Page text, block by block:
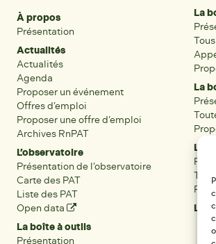
À propos
Présentation
Actualités
Actualités
Agenda
Proposer un événement
Offres d’emploi
Proposer une offre d’emploi
Archives RnPAT
L’observatoire
Présentation de l’observatoire
Carte des PAT
Liste des PAT
Open data
La boîte à outils
Présentation
La
La
Les
Les